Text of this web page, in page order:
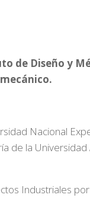
de Diseño y
Nacional
de la
Industriales